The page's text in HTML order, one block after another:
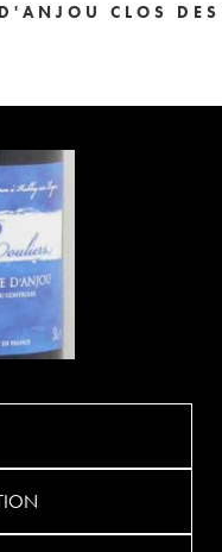
CLOS DES